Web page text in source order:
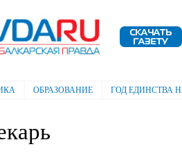
ОБРАЗОВАНИЕ ГОД ЕДИНСТВА